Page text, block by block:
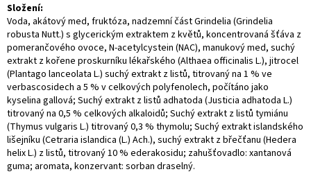
Složení:
Voda, akátový med, fruktóza, nadzemní část Grindelia (Grindelia
robusta Nutt.) s glycerickým extraktem z květů, koncentrovaná šťáva z
pomerančového ovoce, N-acetylcystein ​​(NAC), manukový med, suchý
extrakt z kořene proskurníku lékařského (Althaea officinalis L.), jitrocel
(Plantago lanceolata L.) suchý extrakt z listů, titrovaný na 1 % ve
verbascosidech a 5 % v celkových polyfenolech, počítáno jako
kyselina gallová; Suchý extrakt z listů adhatoda (Justicia adhatoda L.)
titrovaný na 0,5 % celkových alkaloidů; Suchý extrakt z listů tymiánu
(Thymus vulgaris L.) titrovaný 0,3 % thymolu; Suchý extrakt islandského
lišejníku (Cetraria islandica (L.) Ach.), suchý extrakt z břečťanu (Hedera
helix L.) z listů, titrovaný 10 % ederakosidu; zahušťovadlo: xantanová
guma; aromata, konzervant: sorban draselný.